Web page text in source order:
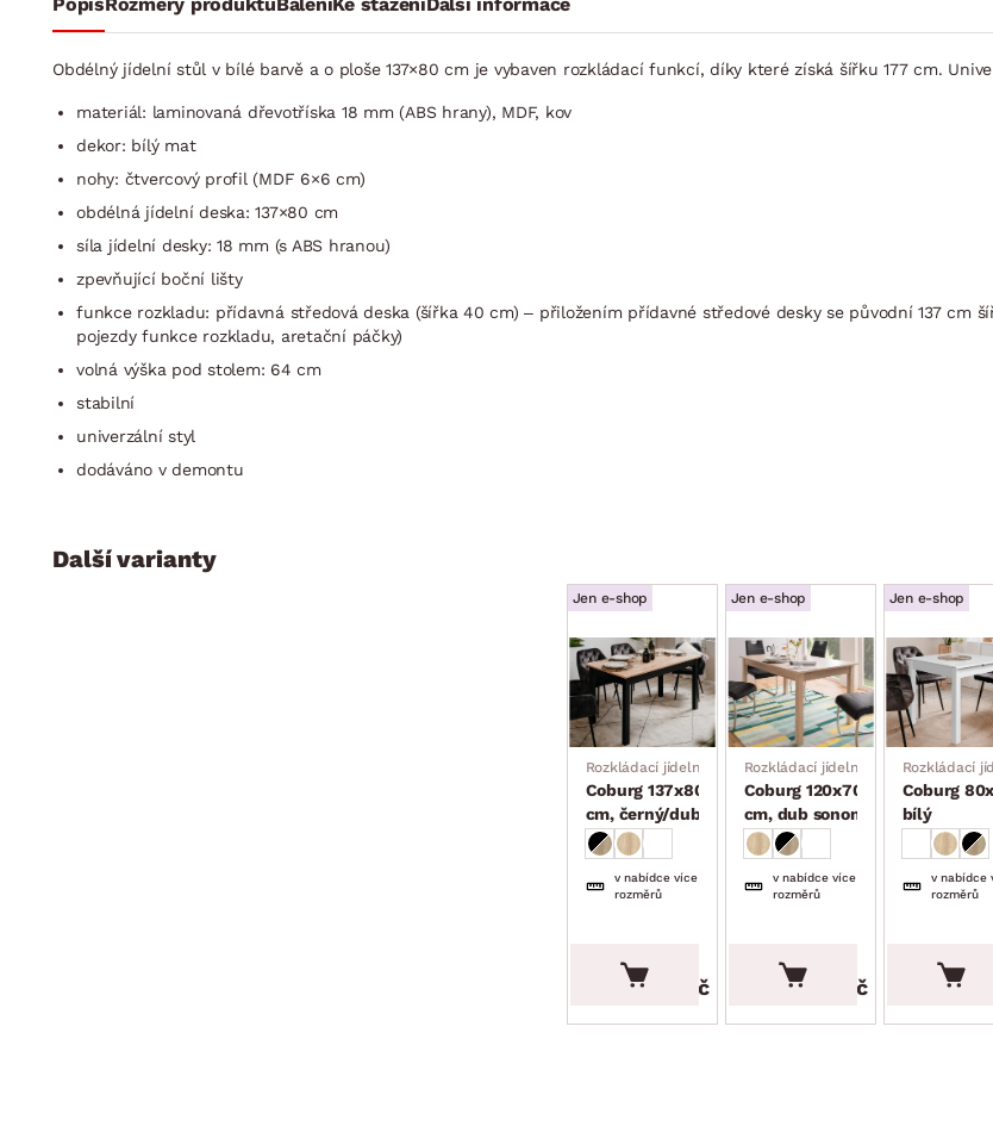
Obdélný jídelní stůl v bílé barvě a o ploše 137×80 cm je vybaven rozkládací funkcí, díky které získá šířku 177 cm.
materiál: laminovaná dřevotříska 18 mm (ABS hrany), MDF, kov
dekor: bílý mat
nohy: čtvercový profil (MDF 6×6 cm)
obdélná jídelní deska: 137×80 cm
síla jídelní desky: 18 mm (s ABS hranou)
zpevňující boční lišty
funkce rozkladu: přídavná středová deska (šířka 40 cm) – přiložením přídavné středové desky se původní 137 cm
pojezdy funkce rozkladu, aretační páčky)
volná výška pod stolem: 64 cm
stabilní
univerzální styl
dodáváno v demontu
Další varianty
Jen e-shop
Rozkládací jídelní stůl
Coburg 137x80
cm, černý/dub
artisan
v nabídce více
rozměrů
3 999.00 Kč
Jen e-shop
Rozkládací jídelní stůl
Coburg 120x70
cm, dub sonoma
v nabídce více
rozměrů
3 699.00 Kč
Jen e-shop
Rozkládací
Coburg
bílý
v nabídce
rozměrů
3